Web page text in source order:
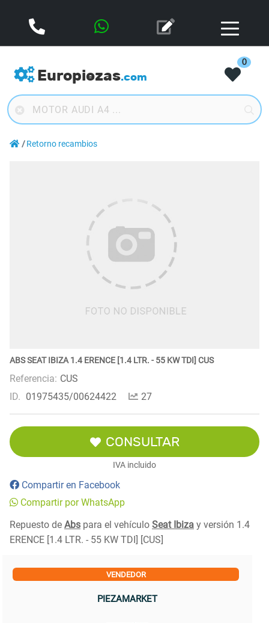
Europiezas.com
0
Retorno recambios
ABS SEAT IBIZA 1.4 ERENCE [1.4 LTR. - 55 KW TDI] CUS
Referencia: CUS
ID. 01975435/00624422 27
CONSULTAR
IVA incluido
Compartir en Facebook
Compartir por WhatsApp
Repuesto de Abs para el vehículo Seat Ibiza y versión 1.4
ERENCE [1.4 LTR. - 55 KW TDI] [CUS]
VENDEDOR
PIEZAMARKET